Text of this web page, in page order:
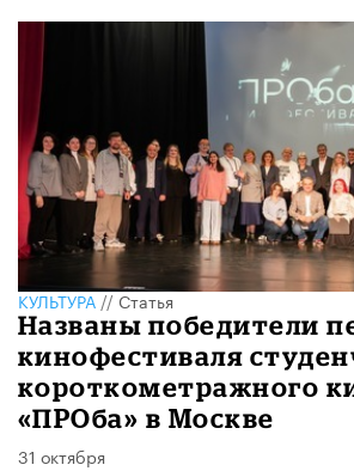
КУЛЬТУРА//Статья
Названы победители
кинофестиваля
короткометражного
«ПРОба» в Москве
31 октября